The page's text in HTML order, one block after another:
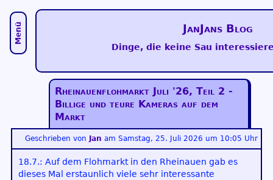
JanJans Blog
Dinge, die keine Sau
Rheinauenflohmarkt Juli '26, Teil 2 -
Billige und teure Kameras auf dem
Markt
Geschrieben von Jan am Samstag, 25. Juli 2026 um 10:05 Uhr
18.7.: Auf dem Flohmarkt in den Rheinauen gab es
dieses Mal erstaunlich viele sehr interessante
Menü